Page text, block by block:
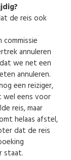
de reis ook
annuleren
we net een
annuleren.
een reiziger,
wel eens voor
reis, maar
helaas afstel,
dat de reis
staat.